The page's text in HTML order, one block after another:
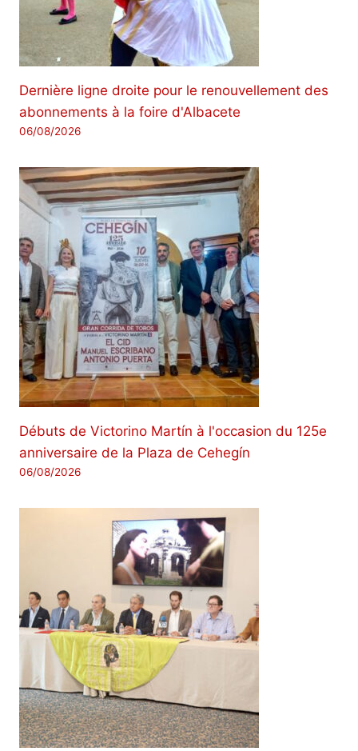
Dernière ligne droite pour le renouvellement des
abonnements à la foire d'Albacete
06/08/2026
Débuts de Victorino Martín à l'occasion du 125e
anniversaire de la Plaza de Cehegín
06/08/2026